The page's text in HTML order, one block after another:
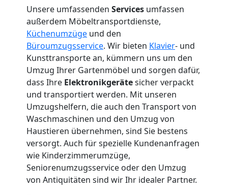
Unsere umfassenden Services umfassen
außerdem Möbeltransportdienste,
Küchenumzüge und den
Büroumzugsservice. Wir bieten Klavier- und
Kunsttransporte an, kümmern uns um den
Umzug Ihrer Gartenmöbel und sorgen dafür,
dass Ihre Elektronikgerätesicher verpackt
und transportiert werden. Mit unseren
Umzugshelfern, die auch den Transport von
Waschmaschinen und den Umzug von
Haustieren übernehmen, sind Sie bestens
versorgt. Auch für spezielle Kundenanfragen
wie Kinderzimmerumzüge,
Seniorenumzugsservice oder den Umzug
von Antiquitäten sind wir Ihr idealer Partner.
Umzug
Leonding
Mann
LKW
Möbellift